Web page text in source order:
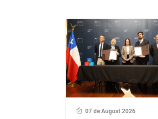
07 de August 2026